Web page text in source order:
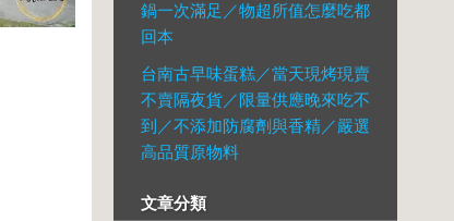
鍋一次滿足／物超所值怎麼吃都
回本
台南古早味蛋糕／當天現烤現賣
不賣隔夜貨／限量供應晚來吃不
到／不添加防腐劑與香精／嚴選
高品質原物料
文章分類